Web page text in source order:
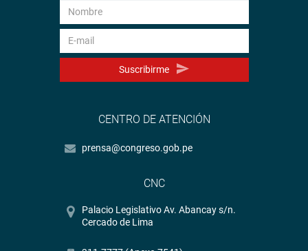
Suscribirme
CENTRO DE ATENCIÓN
prensa@congreso.gob.pe
CNC
Palacio Legislativo Av. Abancay s/n.
Cercado de Lima